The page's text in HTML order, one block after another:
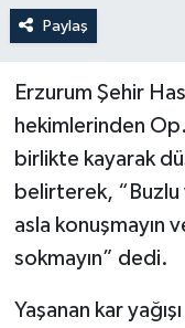
Paylaş
Erzurum Şehir
hekimlerinden
birlikte kayarak
belirterek, “Buzlu
asla konuşmayın
sokmayın” dedi.
Yaşanan kar